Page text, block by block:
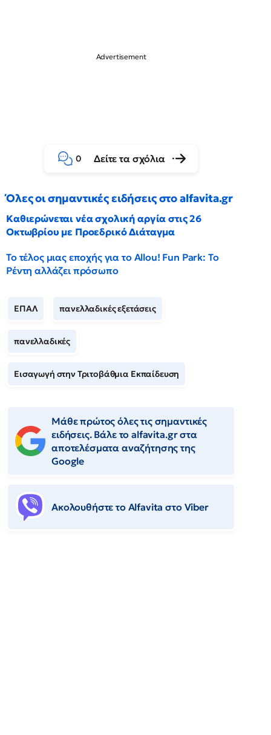
0 Δείτε τα σχόλια
Όλες οι σημαντικές ειδήσεις στο alfavita.gr
Καθιερώνεται νέα σχολική αργία στις 26
Οκτωβρίου με Προεδρικό Διάταγμα
Το τέλος μιας εποχής για το Allou! Fun Park: Το
Ρέντη αλλάζει πρόσωπο
ΕΠΑΛ πανελλαδικές εξετάσεις
πανελλαδικές
Εισαγωγή στην Τριτοβάθμια Εκπαίδευση
Μάθε πρώτος όλες τις σημαντικές
ειδήσεις. Βάλε το alfavita.gr στα
αποτελέσματα αναζήτησης της
Google
Ακολουθήστε το Αlfavita στο Viber